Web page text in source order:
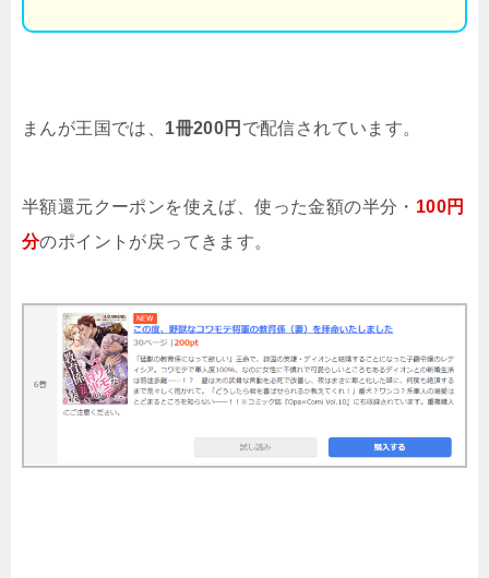
まんが王国では、 1冊200円 で配信されています。
半額還元クーポンを使えば、使った金額の半分・ 100円
分のポイントが戻ってきます。